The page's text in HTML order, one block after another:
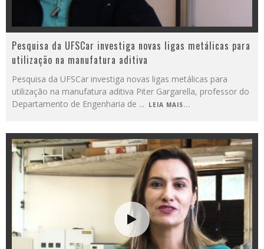
Pesquisa da UFSCar investiga novas ligas metálicas para
utilização na manufatura aditiva
Pesquisa da UFSCar investiga novas ligas metálicas para
utilização na manufatura aditiva Piter Gargarella, professor do
Departamento de Engenharia de ... LEIA MAIS...